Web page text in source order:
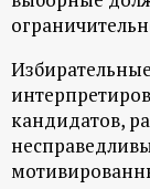
кандидатов,